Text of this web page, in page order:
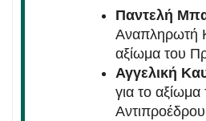
Παντελή
Αναπληρωτή
αξίωμα του
Αγγελική
για το αξίωμα